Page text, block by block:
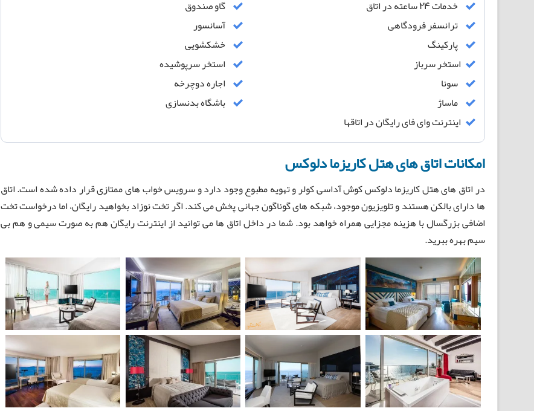
خدمات 24 ساعته در اتاق
گاو صندوق
ترانسفر فرودگاهی
آسانسور
پارکینگ
خشکشویی
استخر سرباز
استخر سرپوشیده
سونا
اجاره دوچرخه
ماساژ
باشگاه بدنسازی
اینترنت وای فای رایگان در اتاقها
امکانات اتاق های هتل کاریزما دلوکس
در اتاق های هتل کاریزما دلوکس کوش آداسی کولر و تهویه مطبوع وجود دارد و سرویس خواب های ممتازی قرار داده شده است. اتاق
ها دارای بالکن هستند و تلویزیون موجود، شبکه های گوناگون جهانی پخش می کند. اگر تخت نوزاد بخواهید رایگان، اما درخواست تخت
اضافی بزرگسال با هزینه مجزایی همراه خواهد بود. شما در داخل اتاق ها می توانید از اینترنت رایگان هم به صورت سیمی و هم بی
سیم بهره ببرید.